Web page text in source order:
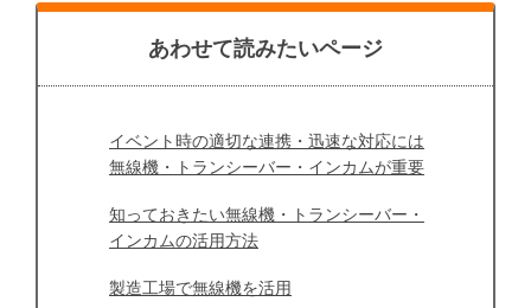
あわせて読みたいページ
イベント時の適切な連携・迅速な対応には
無線機・トランシーバー・インカムが重要
知っておきたい無線機・トランシーバー・
インカムの活用方法
製造工場で無線機を活用